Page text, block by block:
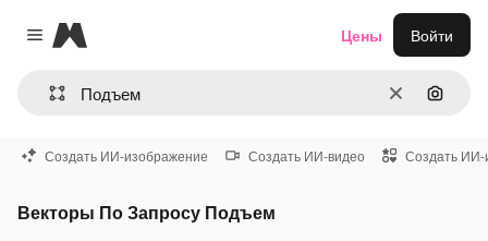
Close menu
Magnific
ОчиститьПоиск
Цены Войти
Создать ИИ-изображение Создать ИИ-видео Создать ИИ-
Векторы По Запросу Подъем